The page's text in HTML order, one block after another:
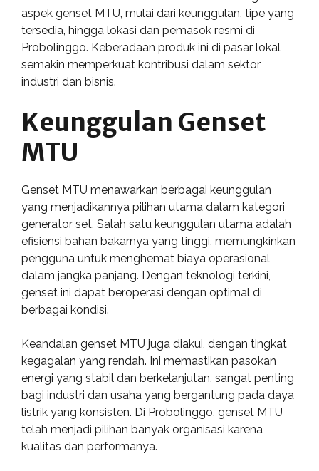
aspek genset MTU, mulai dari keunggulan, tipe yang
tersedia, hingga lokasi dan pemasok resmi di
Probolinggo. Keberadaan produk ini di pasar lokal
semakin memperkuat kontribusi dalam sektor
industri dan bisnis.
Keunggulan Genset
MTU
Genset MTU menawarkan berbagai keunggulan
yang menjadikannya pilihan utama dalam kategori
generator set. Salah satu keunggulan utama adalah
efisiensi bahan bakarnya yang tinggi, memungkinkan
pengguna untuk menghemat biaya operasional
dalam jangka panjang. Dengan teknologi terkini,
genset ini dapat beroperasi dengan optimal di
berbagai kondisi.
Keandalan genset MTU juga diakui, dengan tingkat
kegagalan yang rendah. Ini memastikan pasokan
energi yang stabil dan berkelanjutan, sangat penting
bagi industri dan usaha yang bergantung pada daya
listrik yang konsisten. Di Probolinggo, genset MTU
telah menjadi pilihan banyak organisasi karena
kualitas dan performanya.